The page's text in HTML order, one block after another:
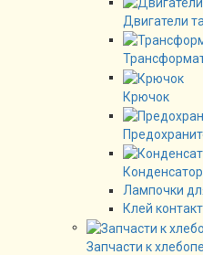
Двигатели
Крючок
Лампочки
Клей
Запчасти к